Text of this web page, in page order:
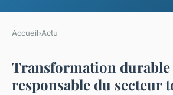
Accueil›Actu
Transformation durable
responsable du secteur